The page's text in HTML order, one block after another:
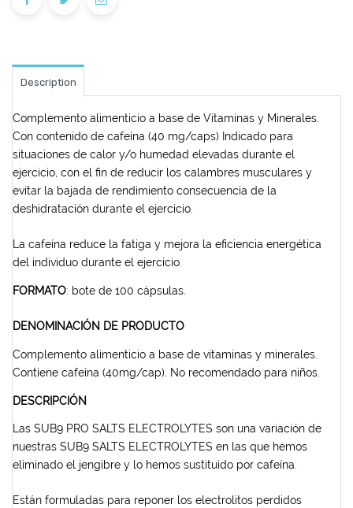
Description
Complemento alimenticio a base de Vitaminas y Minerales.
Con contenido de cafeína (40 mg/caps) Indicado para
situaciones de calor y/o humedad elevadas durante el
ejercicio, con el fin de reducir los calambres musculares y
evitar la bajada de rendimiento consecuencia de la
deshidratación durante el ejercicio.
La cafeína reduce la fatiga y mejora la eficiencia energética
del individuo durante el ejercicio.
FORMATO: bote de 100 cápsulas.
DENOMINACIÓN DE PRODUCTO
Complemento alimenticio a base de vitaminas y minerales.
Contiene cafeína (40mg/cap). No recomendado para niños.
DESCRIPCIÓN
Las SUB9 PRO SALTS ELECTROLYTES son una variación de
nuestras SUB9 SALTS ELECTROLYTES en las que hemos
eliminado el jengibre y lo hemos sustituido por cafeína.
Están formuladas para reponer los electrolitos perdidos